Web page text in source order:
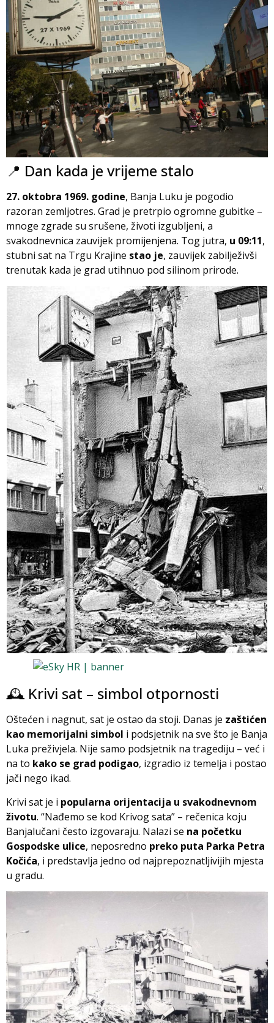
📍 Dan kada je vrijeme stalo
27. oktobra 1969. godine, Banja Luku je pogodio
razoran zemljotres. Grad je pretrpio ogromne gubitke –
mnoge zgrade su srušene, životi izgubljeni, a
svakodnevnica zauvijek promijenjena. Tog jutra, u 09:11,
stubni sat na Trgu Krajine stao je, zauvijek zabilježivši
trenutak kada je grad utihnuo pod silinom prirode.
🕰️ Krivi sat – simbol otpornosti
Oštećen i nagnut, sat je ostao da stoji. Danas je zaštićen
kao memorijalni simbol i podsjetnik na sve što je Banja
Luka preživjela. Nije samo podsjetnik na tragediju – već i
na to kako se grad podigao, izgradio iz temelja i postao
jači nego ikad.
Krivi sat je i popularna orijentacija u svakodnevnom
životu. “Nađemo se kod Krivog sata” – rečenica koju
Banjalučani često izgovaraju. Nalazi se na početku
Gospodske ulice, neposredno preko puta Parka Petra
Kočića, i predstavlja jedno od najprepoznatljivijih mjesta
u gradu.